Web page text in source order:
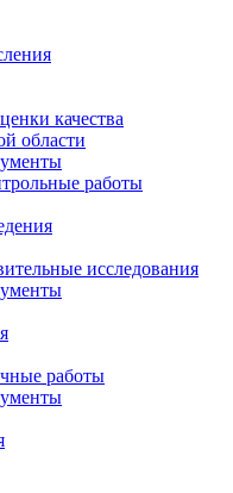
качества
области
работы
исследования
работы